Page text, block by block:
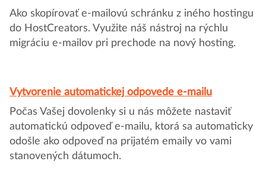
Ako skopírovať e-mailovú schránku z iného hostingu
do HostCreators. Využite náš nástroj na rýchlu
migráciu e-mailov pri prechode na nový hosting.
Vytvorenie automatickej odpovede e-mailu
Počas Vašej dovolenky si u nás môžete nastaviť
automatickú odpoveď e-mailu, ktorá sa automaticky
odošle ako odpoveď na prijatém emaily vo vami
stanovených dátumoch.